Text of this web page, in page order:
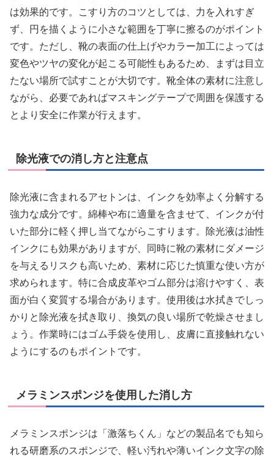
は効果的です。こすり方のコツとしては、力を入れすぎ
ず、円を描くように小さな範囲を丁寧に擦るのがポイント
です。ただし、靴の表面の仕上げやカラー加工によっては
変色やツヤの変化が起こる可能性もあるため、まずは目立
たない場所で試すことが大切です。靴全体の素材に注意し
ながら、必要であればマスキングテープで周囲を保護する
とより安全に作業が行えます。
除光液での消し方と注意点
除光液に含まれるアセトンは、インクを効率よく分解する
強力な成分です。綿棒や布に適量を含ませて、インクが付
いた部分に軽く押し当てながらこすります。除光液は油性
インクにも効果がありますが、同時に靴の素材にダメージ
を与えるリスクも高いため、素材に応じた慎重な使い方が
求められます。特に合成皮革やゴム部分は溶けやすく、表
面が白く変質する場合があります。使用後は水拭きでしっ
かりと除光液を拭き取り、換気の良い場所で乾燥させまし
ょう。作業時にはゴム手袋を使用し、皮膚に直接触れない
ようにするのもポイントです。
メラミンスポンジを使用した消し方
メラミンスポンジは「激落ちくん」などの製品名でも知ら
れる研磨系のスポンジで、軽い汚れや薄いインク文字の除